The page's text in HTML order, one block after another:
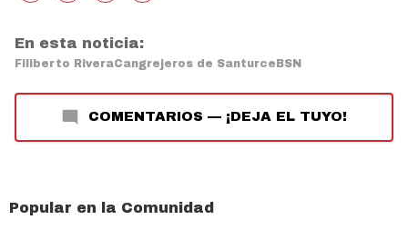
En esta noticia:
Filiberto RiveraCangrejeros de Santurce BSN
COMENTARIOS — ¡DEJA EL TUYO!
Popular en la Comunidad